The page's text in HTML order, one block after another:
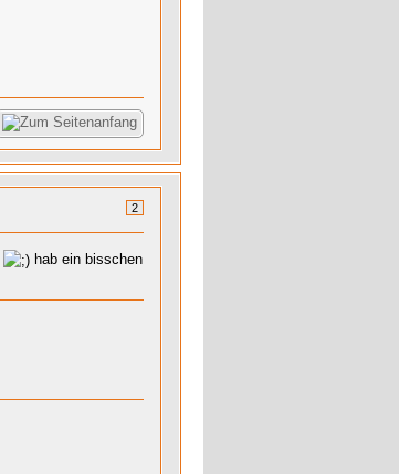
2
hab ein bisschen